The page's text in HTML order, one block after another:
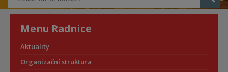
Menu Radnice
Aktuality
Organizační struktura